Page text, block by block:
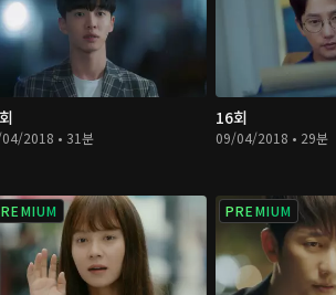
2018 • 31분
16회
09/04/2018 • 29분
PREMIUM